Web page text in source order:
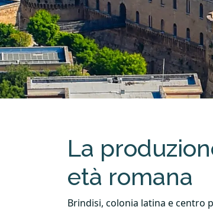
La
età romana
Brindisi, colonia latina e centro